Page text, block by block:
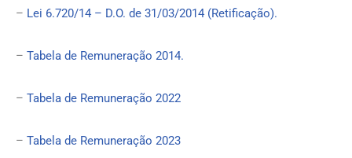
– Lei 6.720/14 – D.O. de 31/03/2014 (Retificação).
– Tabela de Remuneração 2014.
– Tabela de Remuneração 2022
– Tabela de Remuneração 2023